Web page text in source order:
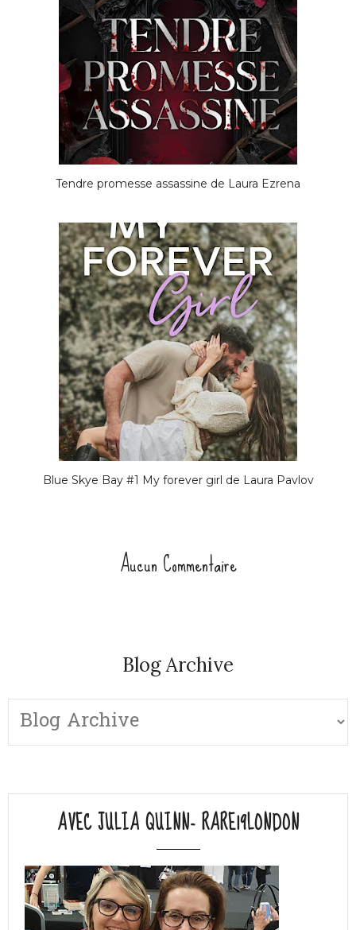
Tendre promesse assassine de Laura Ezrena
Blue Skye Bay #1 My forever girl de Laura Pavlov
Aucun Commentaire
Blog Archive
AVEC JULIA QUINN- RARE19LONDON